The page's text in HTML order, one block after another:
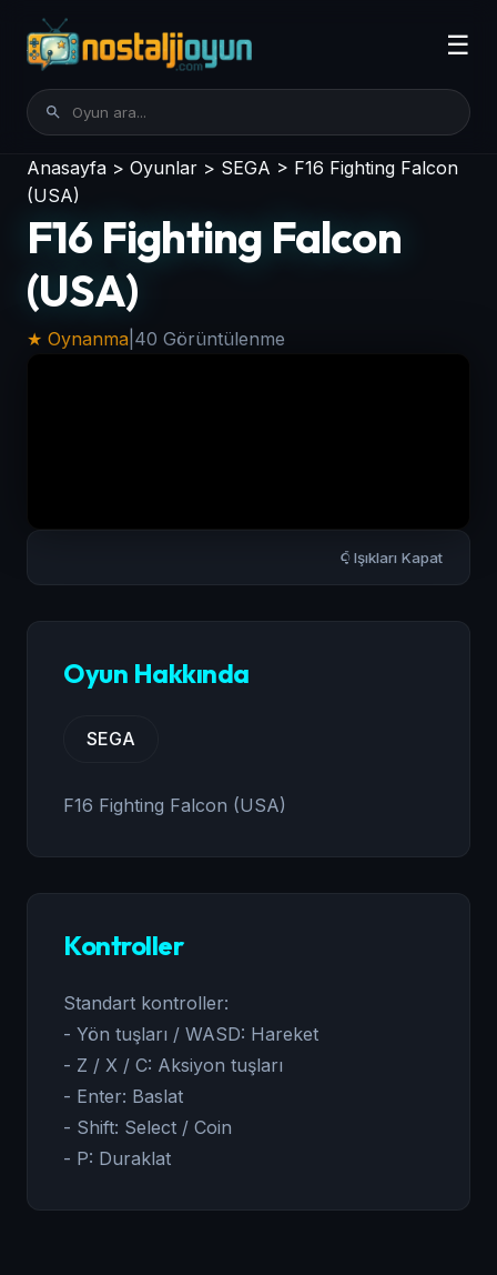
☰
Anasayfa > Oyunlar > SEGA > F16 Fighting Falcon
(USA)
F16 Fighting Falcon
(USA)
★ Oynanma 40 Görüntülenme
Işıkları Kapat
Oyun Hakkında
SEGA
F16 Fighting Falcon (USA)
Kontroller
Standart kontroller:
- Yön tuşları / WASD: Hareket
- Z / X / C: Aksiyon tuşları
- Enter: Baslat
- Shift: Select / Coin
- P: Duraklat